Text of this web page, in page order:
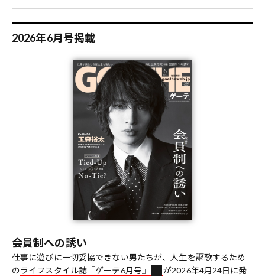
2026年6月号掲載
会員制への誘い
仕事に遊びに一切妥協できない男たちが、人生を謳歌するため
のライフスタイル誌『ゲーテ6月号』
が2026年4月24日に発